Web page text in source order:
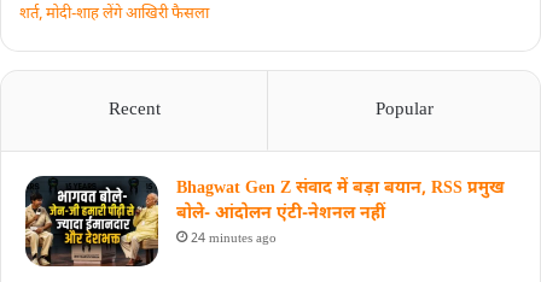
शर्त, मोदी-शाह लेंगे आखिरी फैसला
Recent Popular
Bhagwat Gen Z संवाद में बड़ा बयान, RSS प्रमुख
बोले- आंदोलन एंटी-नेशनल नहीं
24 minutes ago